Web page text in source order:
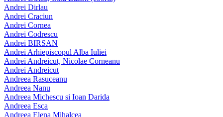
Andrei Dirlau
Andrei Craciun
Andrei Cornea
Andrei Codrescu
Andrei BIRSAN
Andrei Arhiepiscopul Alba Iuliei
Andrei Andreicut, Nicolae Corneanu
Andrei Andreicut
Andreea Rasuceanu
Andreea Nanu
Andreea Michescu si Ioan Darida
Andreea Esca
Andreea Elena Mihalcea